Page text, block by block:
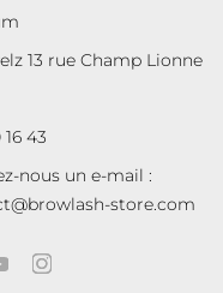
13 rue Champ Lionne
43
nous un e-mail :
store.com